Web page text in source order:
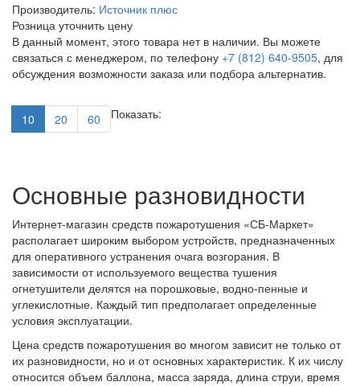
Производитель: Источник плюс
Розница уточнить цену
В данный момент, этого товара нет в наличии. Вы можете
связаться с менеджером, по телефону +7 (812) 640-9505, для
обсуждения возможности заказа или подбора альтернатив.
Показать:
10 20 60
Основные разновидности
Интернет-магазин средств пожаротушения «СБ-Маркет»
располагает широким выбором устройств, предназначенных
для оперативного устранения очага возгорания. В
зависимости от используемого вещества тушения
огнетушители делятся на порошковые, водно-пенные и
углекислотные. Каждый тип предполагает определенные
условия эксплуатации.
Цена средств пожаротушения во многом зависит не только от
их разновидности, но и от основных характеристик. К их числу
относится объем баллона, масса заряда, длина струи, время